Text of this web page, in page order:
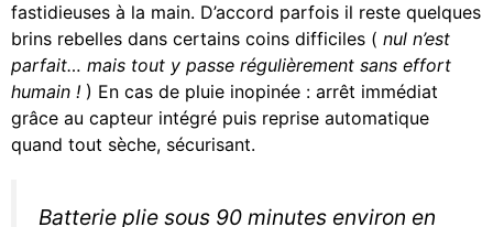
fastidieuses à la main. D’accord parfois il reste quelques
brins rebelles dans certains coins difficiles ( nul n’est
parfait… mais tout y passe régulièrement sans effort
humain ! ) En cas de pluie inopinée : arrêt immédiat
grâce au capteur intégré puis reprise automatique
quand tout sèche, sécurisant.
Batterie plie sous 90 minutes environ en